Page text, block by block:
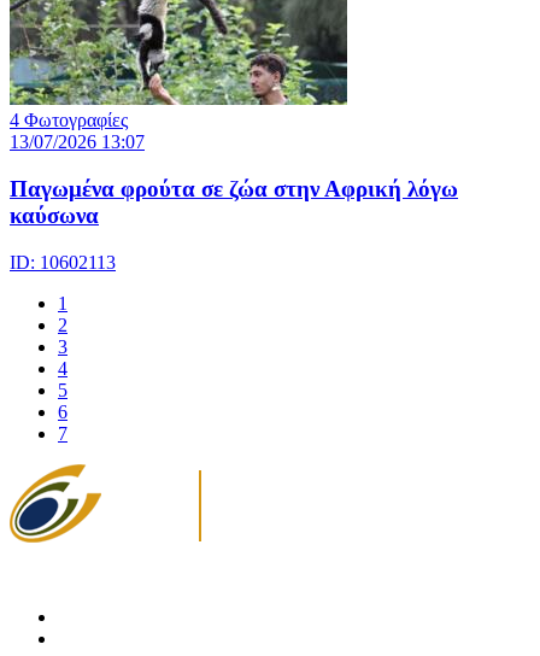
4 Φωτογραφίες
13/07/2026 13:07
Παγωμένα φρούτα σε ζώα στην Αφρική λόγω
καύσωνα
ID: 10602113
1
2
3
4
5
6
7